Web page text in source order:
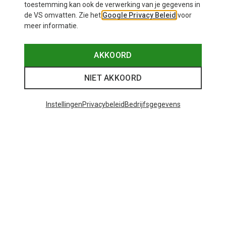
toestemming kan ook de verwerking van je gegevens in
de VS omvatten. Zie het Google Privacy Beleid voor
meer informatie.
AKKOORD
NIET AKKOORD
InstellingenPrivacybeleid Bedrijfsgegevens